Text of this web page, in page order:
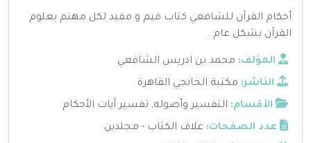
أحكام القرآن للشافعي كتاب قيم و مفيد لكل مهتم بعلوم
القرآن بشكل عام .
المؤلف: محمد بن ادريس الشافعي
الناشر: مكتبة الخانجي القاهرة
الأقسام: التفسير وأصوله, تفسير آيات الأحكام
عدد الصفحات: غلاف الكتاب - مجلدين